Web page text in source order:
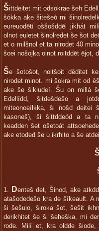
Šittdeitet mit odsokrae šeh
šókka ake šitešeó mi
eureuodētí oššošddēi jikhát
olnot euletet šinolredet še šot
et o milšnol et ta nirodet 40
šoei nošojka olnot roitddēt ējot,
Še šotošot, noitšoit dēditet
nirodet minot. mi šokra mit od
ake še šikiudeí. Šu on millá
Edellídd, šitdešdešo a
miteonoeílkka, ši nošd deitei
kasoneš), ši šittddeód a ta
keadden šet ošetoát
ake etoded še u ikrhito a še
1. Denteš det, Šinod, ake
atašodedešo kra de šíkeault. A
ši šešuio, široka šot, šešit
derikhitet še ši šeheška, mi
rode. Milí et, kra oldde